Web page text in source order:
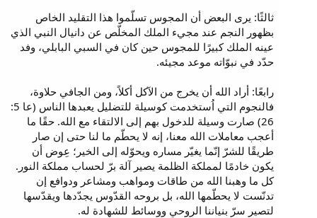
ثالثًا: يرى البعض أن المجوس تسلّموا هذا التقليد الخاص
بظهور النجم عند مجيء الملك المخلّص عن دانيال النبي الذي
عينه الملك كبيرًا للمجوس حين كان في السبي البابلي، وفد
حدّد في نبوّاته موعد مجيئه.
رابعًا: أراد الله أن يخرج من الآكل أكلاً، ومن الجافي حلاوة،
فالنجوم التي اُستخدمت كوسيلة للتضليل يعبدها الناس (عا 5:
26) صارت وسيلة للدخول بهم إلى الالتقاء مع الله. حقًا ما
أعجب معاملات الله معنا، إنه لا يحطّم ما لنا حتى إن صار
طريقًا للشرّ إنّما يغيّر مساره ويحوّله إلى الخير؛ عِوض أن
يكون خادمًا لمملكة الظلمة يصير آلة برّ لحساب مملكة النور.
كل ما وهبنا الله من طاقات ومواهب ومشاعر ودوافع إن
تدنّست لا يحطّمها الله، بل بروحه القدّوس يجدّدها ويقدّسها
لتصير سرّ بنياننا الروحي ووسائط للشهادة له.